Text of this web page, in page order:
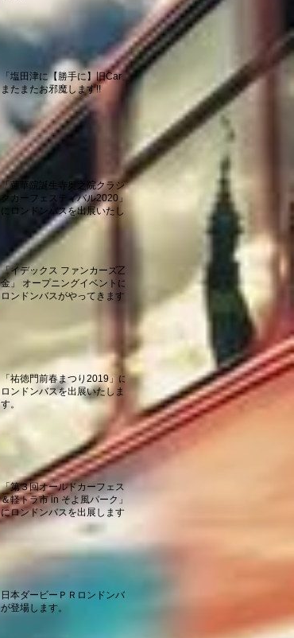
「塩田津に【勝手に】旧Car」
またまたお邪魔します!!
「蓮華院誕生寺奥之院クラシッ
クカーフェスティバル2020」
にロンドンバスを出展いたしま
「イデックス ファンカーズ乙
金」 オープニングイベントに
ロンドンバスがやってきます！
「祐徳門前春まつり2019」に
ロンドンバスを出展いたしま
す。
「第３回オールドカーフェスタ
＆軽トラ市 in そよ風パーク」
にロンドンバスを出展します。
日本ダービーＰＲロンドンバス
が登場します。